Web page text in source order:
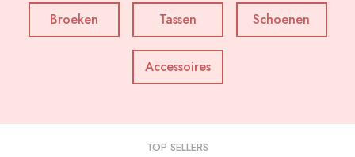
Broeken Tassen Schoenen
Accessoires
TOP SELLERS